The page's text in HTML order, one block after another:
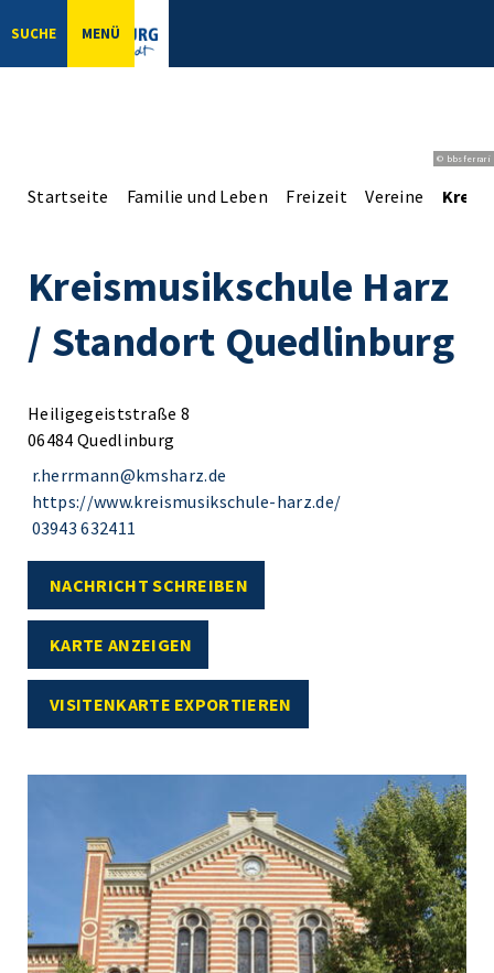
SUCHE MENÜ
© bbsferrari
Startseite Familie und Leben Freizeit Vereine
Kreismusikschule Harz
/ Standort Quedlinburg
Heiligegeiststraße 8
06484 Quedlinburg
r.herrmann@kmsharz.de
https://www.kreismusikschule-harz.de/
03943 632411
NACHRICHT SCHREIBEN
KARTE ANZEIGEN
VISITENKARTE EXPORTIEREN